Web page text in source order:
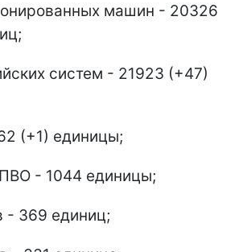
машин - 20326
систем - 21923 (+47)
(+1) единицы;
- 1044 единицы;
- 369 единиц;